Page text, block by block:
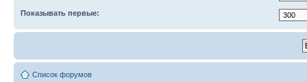
Показывать первые:
Список форумов